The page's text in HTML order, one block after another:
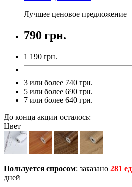
Лучшее ценовое предложение
790 грн.
1 190 грн.
3 или более 740 грн.
5 или более 690 грн.
7 или более 640 грн.
До конца акции осталось:
Цвет
Пользуется спросом: заказано 281
дней